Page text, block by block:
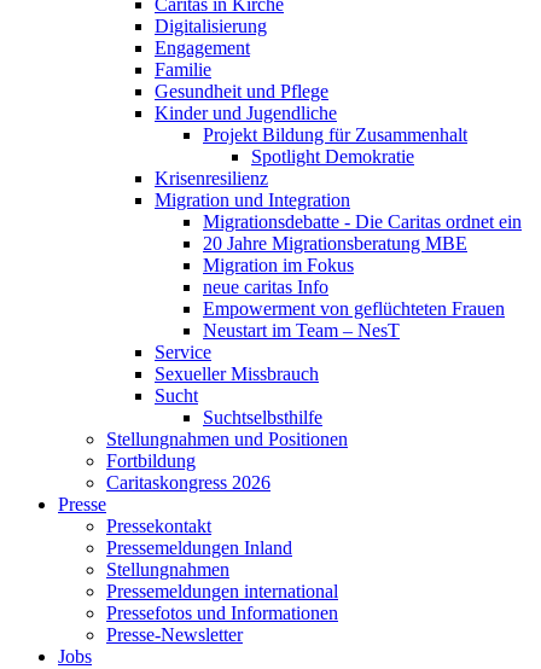
Caritas in Kirche
Digitalisierung
Engagement
Familie
Gesundheit und Pflege
Kinder und Jugendliche
Projekt Bildung für Zusammenhalt
Spotlight Demokratie
Krisenresilienz
Migration und Integration
Migrationsdebatte - Die Caritas ordnet ein
20 Jahre Migrationsberatung MBE
Migration im Fokus
neue caritas Info
Empowerment von geflüchteten Frauen
Neustart im Team – NesT
Service
Sexueller Missbrauch
Sucht
Suchtselbsthilfe
Stellungnahmen und Positionen
Fortbildung
Caritaskongress 2026
Presse
Pressekontakt
Pressemeldungen Inland
Stellungnahmen
Pressemeldungen international
Pressefotos und Informationen
Presse-Newsletter
Jobs